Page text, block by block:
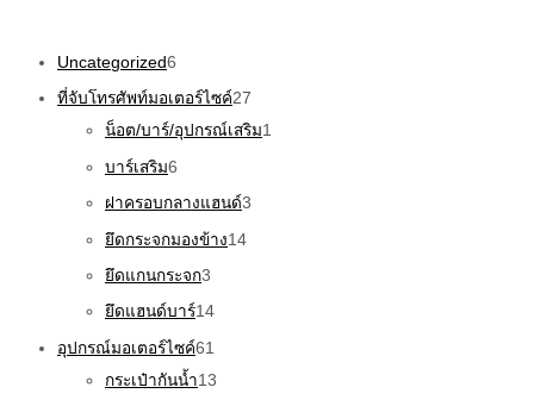
Uncategorized6
ที่จับโทรศัพท์มอเตอร์ไซค์27
น็อต/บาร์/อุปกรณ์เสริม1
บาร์เสริม6
ฝาครอบกลางแฮนด์3
ยึดกระจกมองข้าง14
ยึดแกนกระจก3
ยึดแฮนด์บาร์14
อุปกรณ์มอเตอร์ไซค์61
กระเป๋ากันน้ำ13